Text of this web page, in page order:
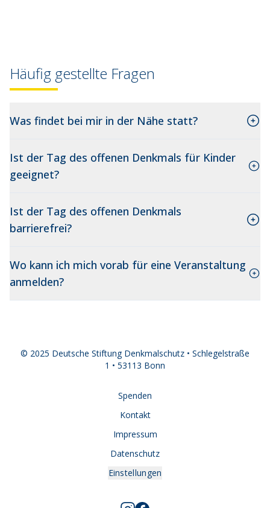
Häufig gestellte Fragen
Was findet bei mir in der Nähe statt?
Ist der Tag des offenen Denkmals für Kinder
geeignet?
Ist der Tag des offenen Denkmals
barrierefrei?
Wo kann ich mich vorab für eine Veranstaltung
anmelden?
© 2025 Deutsche Stiftung Denkmalschutz • Schlegelstraße
1 • 53113 Bonn
Spenden
Kontakt
Impressum
Datenschutz
Einstellungen